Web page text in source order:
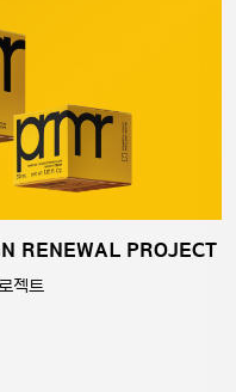
RENEWAL PROJECT
젝트